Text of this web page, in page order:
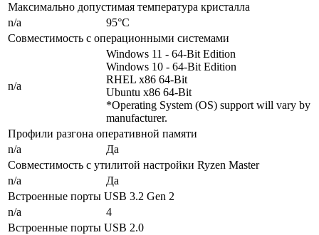
Максимально допустимая температура кристалла
n/a
95°C
Совместимость с операционными системами
n/a
Windows 11 - 64-Bit Edition
Windows 10 - 64-Bit Edition
RHEL x86 64-Bit
Ubuntu x86 64-Bit
*Operating System (OS) support will vary by
manufacturer.
Профили разгона оперативной памяти
n/a
Да
Совместимость с утилитой настройки Ryzen Master
n/a
Да
Встроенные порты USB 3.2 Gen 2
n/a
4
Встроенные порты USB 2.0